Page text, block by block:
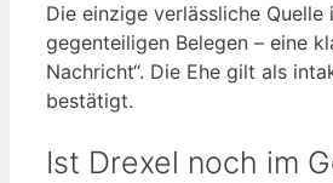
Die einzige verlässliche
gegenteiligen Belegen – eine
Nachricht“. Die Ehe gilt als
bestätigt.
Ist Drexel noch im